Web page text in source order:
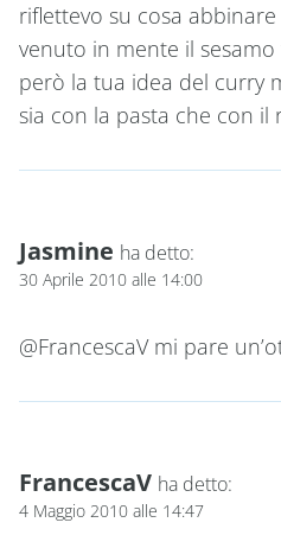
riflettevo su cosa
venuto in mente il
però la tua idea del curry
sia con la pasta che con il
Jasmine ha detto:
30 Aprile 2010 alle 14:00
@FrancescaV mi pare
FrancescaV ha detto:
4 Maggio 2010 alle 14:47